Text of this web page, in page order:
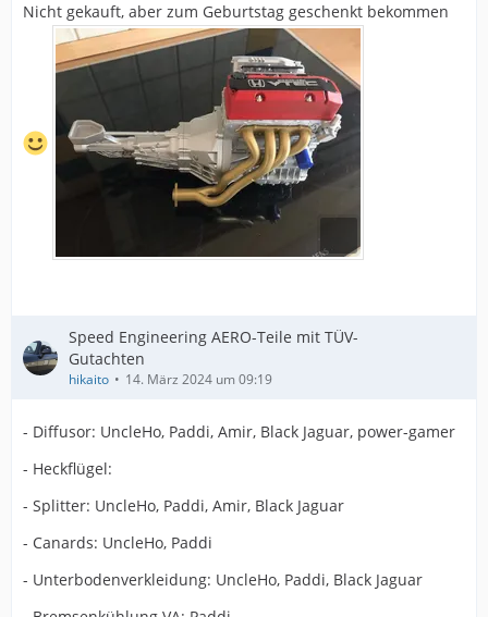
Nicht gekauft, aber zum Geburtstag geschenkt bekommen
Speed Engineering AERO-Teile mit TÜV-
Gutachten
hikaito 14. März 2024 um 09:19
- Diffusor: UncleHo, Paddi, Amir, Black Jaguar, power-gamer
- Heckflügel:
- Splitter: UncleHo, Paddi, Amir, Black Jaguar
- Canards: UncleHo, Paddi
- Unterbodenverkleidung: UncleHo, Paddi, Black Jaguar